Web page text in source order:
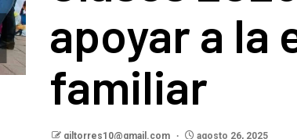
apoyar a la
familiar
giltorres10@gmail.com agosto 26, 2025